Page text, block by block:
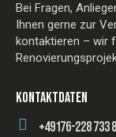
Bei Fragen,
Ihnen gerne zur
kontaktieren – wir
KONTAKTDATEN
+49176-228 733